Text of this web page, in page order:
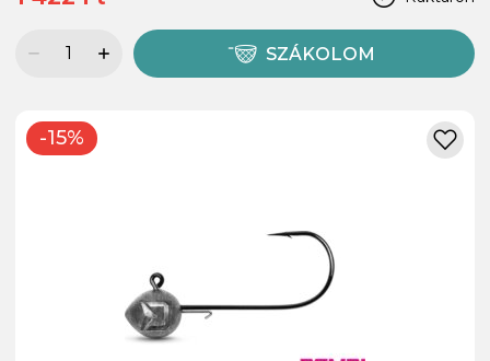
SZÁKOLOM
-15%